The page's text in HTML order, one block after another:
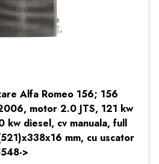
Alfa Romeo 156; 156
motor 2.0 JTS, 121 kw
kw diesel, cv manuala, full
mm, cu uscator
>